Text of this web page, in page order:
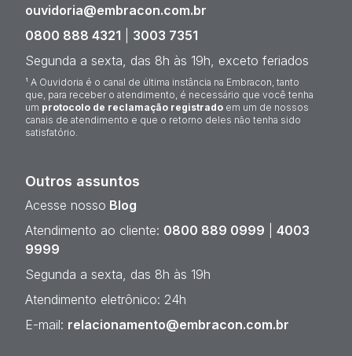
ouvidoria@embracon.com.br
0800 888 4321
3003 7351
Segunda a sexta, das 8h às 19h, exceto feriados
¹ A Ouvidoria é o canal de última instância na Embracon, tanto
que, para receber o atendimento, é necessário que você tenha
um protocolo de reclamação registrado em um de nossos
canais de atendimento e que o retorno deles não tenha sido
satisfatório.
Outros assuntos
Acesse nosso Blog
Atendimento ao cliente: 0800 889 0999
4003
9999
Segunda a sexta, das 8h às 19h
Atendimento eletrônico: 24h
E-mail: relacionamento@embracon.com.br